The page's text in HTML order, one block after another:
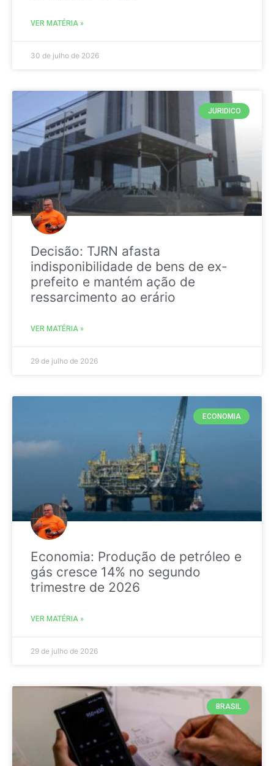
VER MATÉRIA »
30 de julho de 2026
JURIDICO
Decisão: TJRN afasta
indisponibilidade de bens de ex-
prefeito e mantém ação de
ressarcimento ao erário
VER MATÉRIA »
29 de julho de 2026
ECONOMIA
Economia: Produção de petróleo e
gás cresce 14% no segundo
trimestre de 2026
VER MATÉRIA »
29 de julho de 2026
BRASIL